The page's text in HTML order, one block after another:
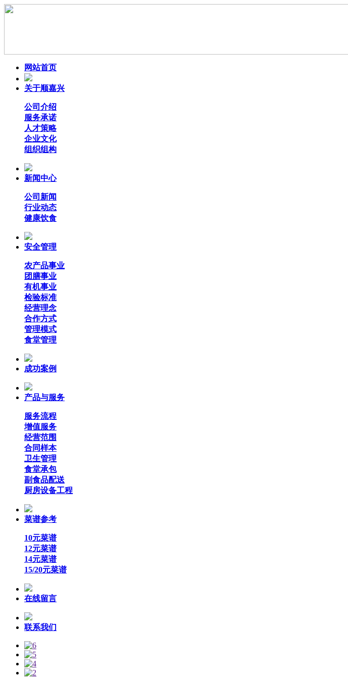
网站首页
关于顺嘉兴
公司介绍
服务承诺
人才策略
企业文化
组织组构
新闻中心
公司新闻
行业动态
健康饮食
安全管理
农产品事业
团膳事业
有机事业
检验标准
经营理念
合作方式
管理模式
食堂管理
成功案例
产品与服务
服务流程
增值服务
经营范围
合同样本
卫生管理
食堂承包
副食品配送
厨房设备工程
菜谱参考
10元菜谱
12元菜谱
14元菜谱
15/20元菜谱
在线留言
联系我们